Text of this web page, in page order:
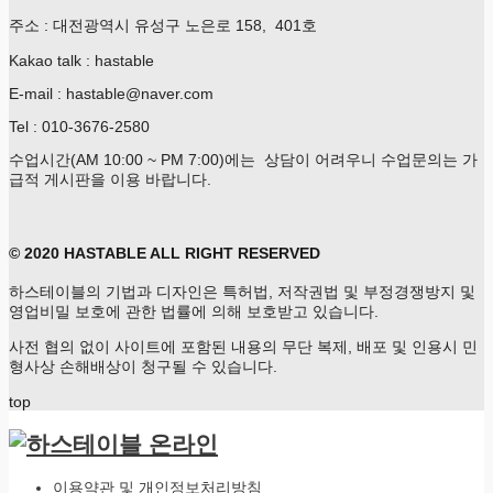
주소 : 대전광역시 유성구 노은로 158, 401호
Kakao talk : hastable
E-mail : hastable@naver.com
Tel : 010-3676-2580
수업시간(AM 10:00 ~ PM 7:00)에는 상담이 어려우니 수업문의는 가
급적 게시판을 이용 바랍니다.
© 2020 HASTABLE ALL RIGHT RESERVED
하스테이블의 기법과 디자인은 특허법, 저작권법 및 부정경쟁방지 및
영업비밀 보호에 관한 법률에 의해 보호받고 있습니다.
사전 협의 없이 사이트에 포함된 내용의 무단 복제, 배포 및 인용시 민
형사상 손해배상이 청구될 수 있습니다.
top
이용약관 및 개인정보처리방침